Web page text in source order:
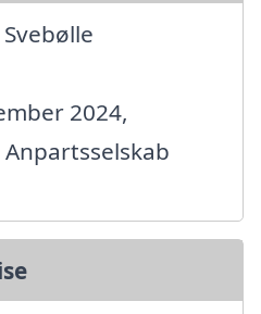
2024,